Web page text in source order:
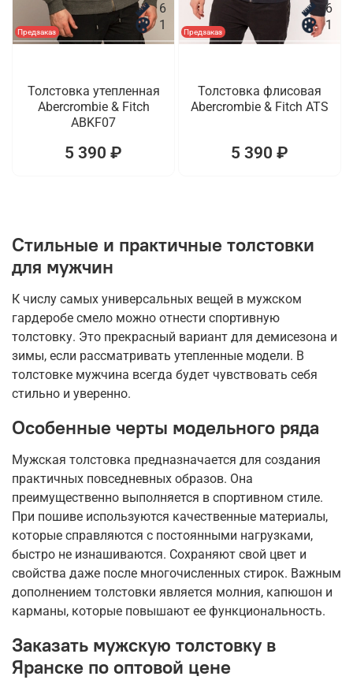
Предзаказ
6
1
Толстовка утепленная
Abercrombie & Fitch
ABKF07
5 390 ₽
Предзаказ
6
1
Толстовка флисовая
Abercrombie & Fitch ATS
5 390 ₽
Стильные и практичные толстовки
для мужчин
К числу самых универсальных вещей в мужском
гардеробе смело можно отнести спортивную
толстовку. Это прекрасный вариант для демисезона и
зимы, если рассматривать утепленные модели. В
толстовке мужчина всегда будет чувствовать себя
стильно и уверенно.
Особенные черты модельного ряда
Мужская толстовка предназначается для создания
практичных повседневных образов. Она
преимущественно выполняется в спортивном стиле.
При пошиве используются качественные материалы,
которые справляются с постоянными нагрузками,
быстро не изнашиваются. Сохраняют свой цвет и
свойства даже после многочисленных стирок. Важным
дополнением толстовки является молния, капюшон и
карманы, которые повышают ее функциональность.
Заказать мужскую толстовку в
Яранске по оптовой цене